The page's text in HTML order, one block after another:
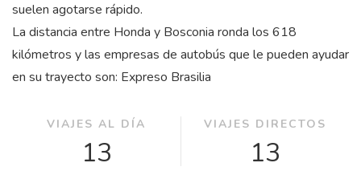
suelen agotarse rápido.
La distancia entre Honda y Bosconia ronda los 618
kilómetros y las empresas de autobús que le pueden ayudar
en su trayecto son: Expreso Brasilia
VIAJES AL DÍA
13
VIAJES DIRECTOS
13